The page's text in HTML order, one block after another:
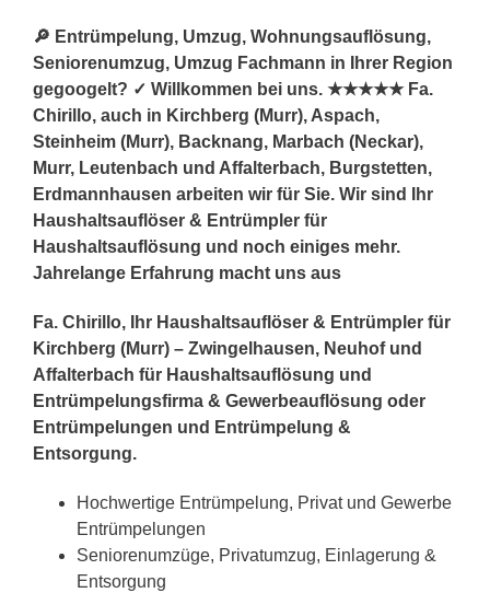
🔎 Entrümpelung, Umzug, Wohnungsauflösung,
Seniorenumzug, Umzug Fachmann in Ihrer Region
gegoogelt? ✓ Willkommen bei uns. ★★★★★ Fa.
Chirillo, auch in Kirchberg (Murr), Aspach,
Steinheim (Murr), Backnang, Marbach (Neckar),
Murr, Leutenbach und Affalterbach, Burgstetten,
Erdmannhausen arbeiten wir für Sie. Wir sind Ihr
Haushaltsauflöser & Entrümpler für
Haushaltsauflösung und noch einiges mehr.
Jahrelange Erfahrung macht uns aus
Fa. Chirillo, Ihr Haushaltsauflöser & Entrümpler für
Kirchberg (Murr) – Zwingelhausen, Neuhof und
Affalterbach für Haushaltsauflösung und
Entrümpelungsfirma & Gewerbeauflösung oder
Entrümpelungen und Entrümpelung &
Entsorgung.
Hochwertige Entrümpelung, Privat und Gewerbe
Entrümpelungen
Seniorenumzüge, Privatumzug, Einlagerung &
Entsorgung